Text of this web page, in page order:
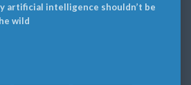
artificial intelligence shouldn’t be
wild